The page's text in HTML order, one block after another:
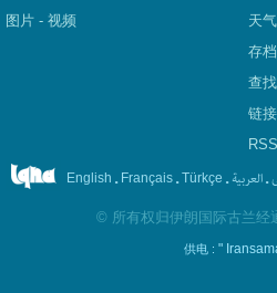
图片 - 视频
天气
存档
查找
链接
RSS
English . Français .Türkçe .العربیة.
© 所有权归伊朗国际古兰经
供电 : "